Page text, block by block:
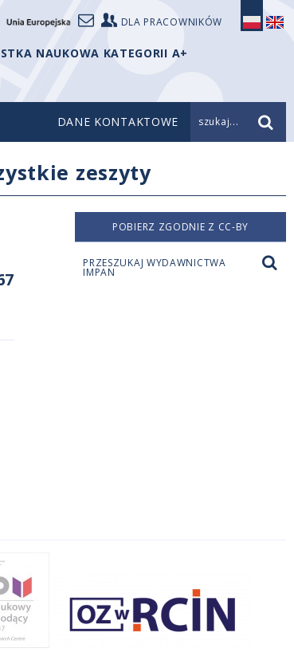
DLA PRACOWNIKÓW
NAUKOWA KATEGORII A+
DANE KONTAKTOWE szukaj...
zeszyty
POBIERZ ZGODNIE Z CC-BY
PRZESZUKAJ WYDAWNICTWA
IMPAN